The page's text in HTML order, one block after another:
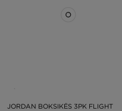
JORDAN BOKSIKĖS 3PK FLIGHT